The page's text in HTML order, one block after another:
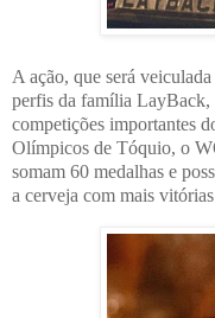
A ação, que será
perfis da família LayBack,
competições importantes
Olímpicos de Tóquio, o
somam 60 medalhas e
a cerveja com mais